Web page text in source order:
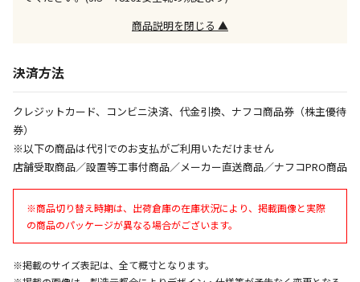
お見積商品です。金額・施工日はお打ち合わせの上、
決定となります。
エアコンの取付工事が必要な商品です。別途費用が発
商品説明を閉じる ▲
決済方法
クレジットカード、コンビニ決済、代金引換、ナフコ商品券（株主優待
券）
※以下の商品は代引でのお支払がご利用いただけません
店舗受取商品／設置等工事付商品／メーカー直送商品／ナフコPRO商品
※商品切り替え時期は、出荷倉庫の在庫状況により、掲載画像と実際
の商品のパッケージが異なる場合がございます。
※掲載のサイズ表記は、全て概寸となります。